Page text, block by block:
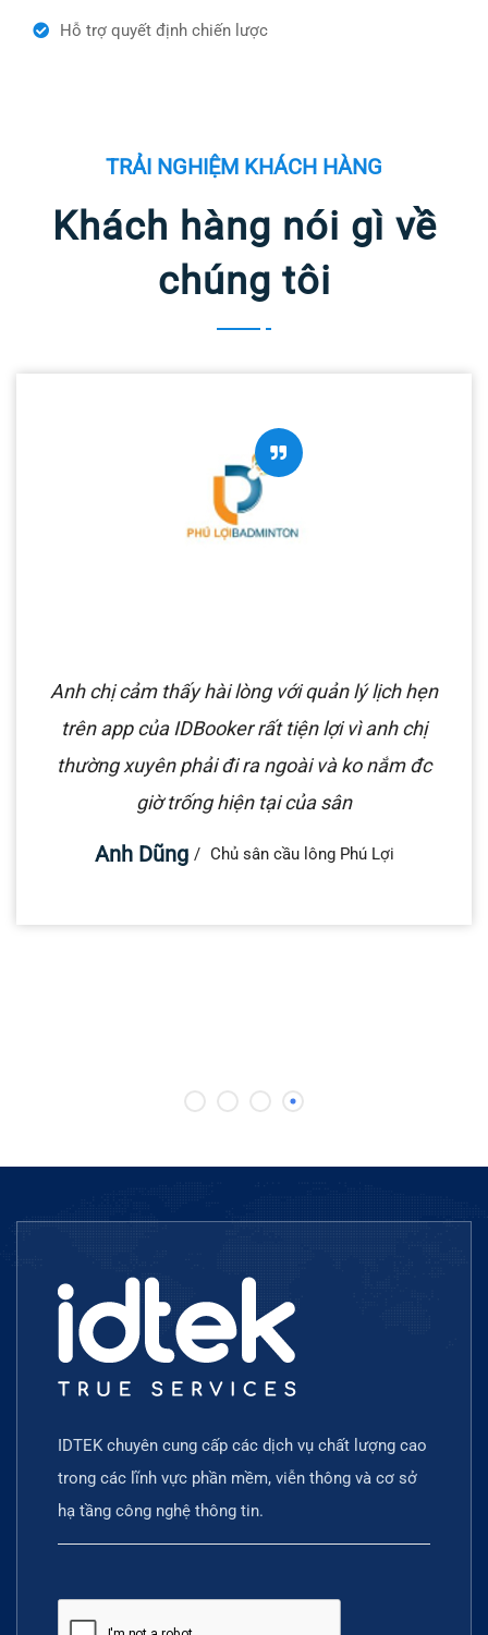
Hỗ trợ quyết định chiến lược
TRẢI NGHIỆM KHÁCH HÀNG
Khách hàng nói gì về
chúng tôi
Anh chị cảm thấy hài lòng với quản lý lịch hẹn
trên app của IDBooker rất tiện lợi vì anh chị
thường xuyên phải đi ra ngoài và ko nắm đc
giờ trống hiện tại của sân
Anh Dũng Chủ sân cầu lông Phú Lợi
IDTEK chuyên cung cấp các dịch vụ chất lượng cao
trong các lĩnh vực phần mềm, viễn thông và cơ sở
hạ tầng công nghệ thông tin.